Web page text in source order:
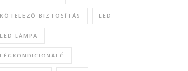
KÖTELEZŐ BIZTOSÍTÁS LED
LED LÁMPA
LÉGKONDICIONÁLÓ